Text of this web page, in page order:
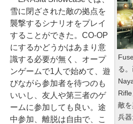
る
敵
兵
雪に閉ざされた敵の拠点を
襲撃するシナリオをプレイ
することができた。CO-OP
にするかどうかはあまり意
識する必要が無く、オープ
ンゲームで1人で始めて、遊
びながら参加者を待つのも
いいし、友人や第三者のゲ
ームに参加しても良い。途
中参加、離脱は自由で、こ